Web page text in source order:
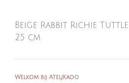
Beige Rabbit Richie Tuttle
25 cm
Welkom bij AteljKado